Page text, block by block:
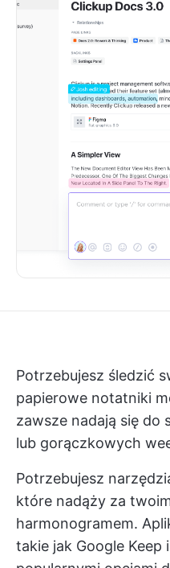
Potrzebujesz śledzić
papierowe notatniki
zawsze nadają się do
lub gorączkowych
Potrzebujesz
które nadąży za
harmonogramem.
takie jak Google